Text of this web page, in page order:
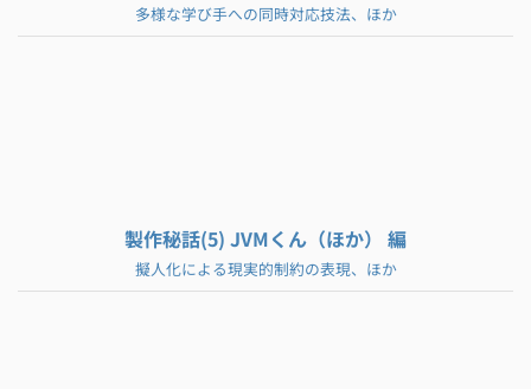
多様な学び手への同時対応技法、ほか
製作秘話(5) JVMくん（ほか） 編
擬人化による現実的制約の表現、ほか